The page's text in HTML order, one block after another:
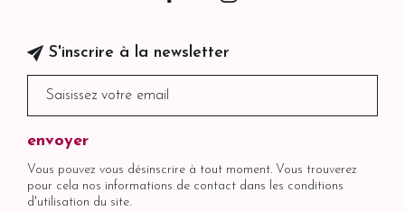
S'inscrire à la newsletter
Vous pouvez vous désinscrire à tout moment. Vous trouverez
pour cela nos informations de contact dans les conditions
d'utilisation du site.